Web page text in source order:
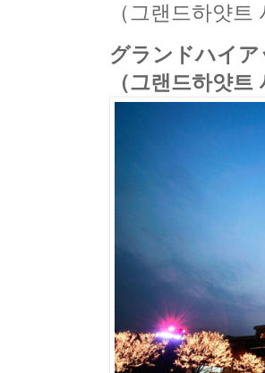
（그랜드하얏
グランドハイ
（그랜드하얏